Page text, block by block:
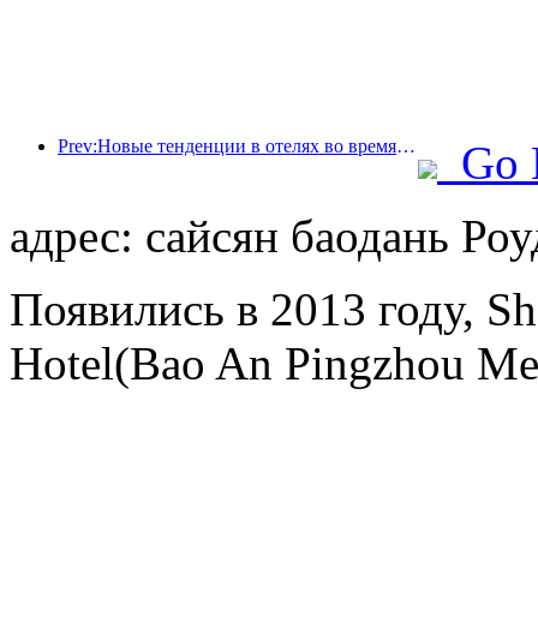
Prev:Новые тенденции в отелях во время Национального дня 2024 года: люди, пережившие нулевые, носят ханьфу и останавливаются в «государственном гостевом доме», чтобы пить чай и изучать каллиграфию, чтобы продемонстрировать культурную уверенность.
Go
адрес: сайсян баодань
Появились в 2013 году,
Hotel(Bao An Pingzhou